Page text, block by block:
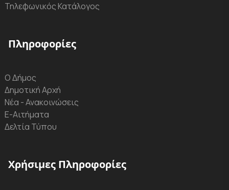
Τηλεφωνικός Κατάλογος
Πληροφορίες
Ο Δήμος
Δημοτική Αρχή
Νέα - Ανακοινώσεις
Ε-Αιτήματα
Δελτία Τύπου
Χρήσιμες Πληροφορίες